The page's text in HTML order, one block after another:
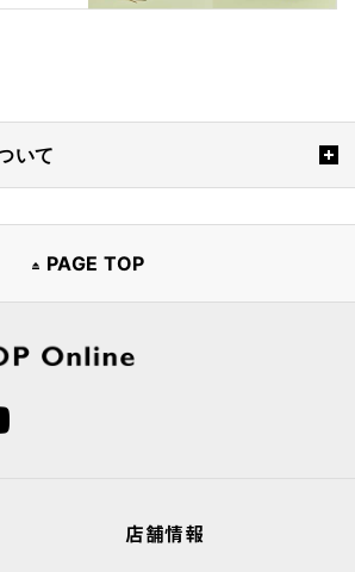
いて
PAGE TOP
店舗情報